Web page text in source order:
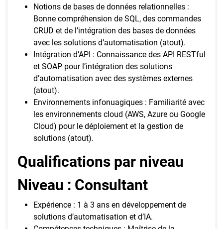
Notions de bases de données relationnelles :
Bonne compréhension de SQL, des commandes
CRUD et de l’intégration des bases de données
avec les solutions d’automatisation (atout).
Intégration d’API : Connaissance des API RESTful
et SOAP pour l’intégration des solutions
d’automatisation avec des systèmes externes
(atout).
Environnements infonuagiques : Familiarité avec
les environnements cloud (AWS, Azure ou Google
Cloud) pour le déploiement et la gestion de
solutions (atout).
Qualifications par niveau
Niveau : Consultant
Expérience : 1 à 3 ans en développement de
solutions d’automatisation et d’IA.